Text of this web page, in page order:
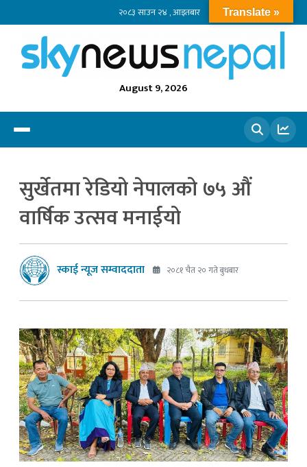
२०८३ साउन २४ , आइतबार
August 9, 2026
सुर्खेतमा रेडियो नेपालको ७५ औं
वार्षिक उत्सव मनाईयो
स्काई न्यूज सम्वाददाता २०८१ चैत २० गते बुधबार
Translate »